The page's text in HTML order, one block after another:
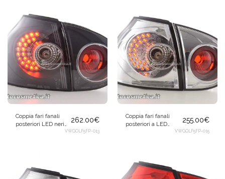
Coppia fari fanali
posteriori LED neri
per Volkswagen Golf
262.00€
VWGOLF5FP-013
Coppia fari fanali
posteriori a LED
255.00€
VWGOLF5FP-015